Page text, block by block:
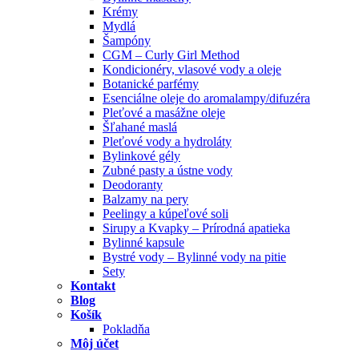
Krémy
Mydlá
Šampóny
CGM – Curly Girl Method
Kondicionéry, vlasové vody a oleje
Botanické parfémy
Esenciálne oleje do aromalampy/difuzéra
Pleťové a masážne oleje
Šľahané maslá
Pleťové vody a hydroláty
Bylinkové gély
Zubné pasty a ústne vody
Deodoranty
Balzamy na pery
Peelingy a kúpeľové soli
Sirupy a Kvapky – Prírodná apatieka
Bylinné kapsule
Bystré vody – Bylinné vody na pitie
Sety
Kontakt
Blog
Košík
Pokladňa
Môj účet